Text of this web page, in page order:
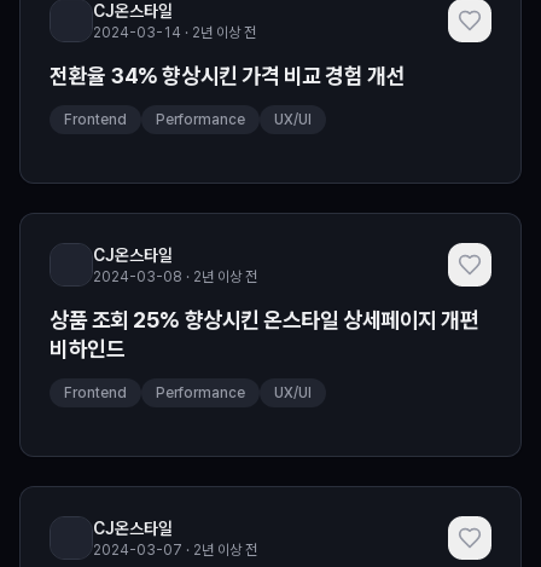
CJ온스타일
2024-03-14 · 2년 이상 전
전환율 34% 향상시킨 가격 비교 경험 개선
Frontend Performance UX/UI
CJ온스타일
2024-03-08 · 2년 이상 전
상품 조회 25% 향상시킨 온스타일 상세페이지 개편
비하인드
Frontend Performance UX/UI
CJ온스타일
2024-03-07 · 2년 이상 전